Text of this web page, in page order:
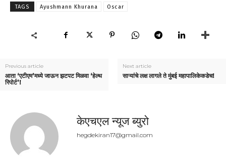
TAGS Ayushmann Khurana Oscar
Previous article
आता ‘एटीएम’मध्ये जाऊन झटपट मिळवा ‘हेल्थ
रिपोर्ट’!
Next article
साऱ्यांचे लक्ष लागले ते मुंबई महापालिकेकडेच!
केएचएल न्यूज ब्युरो
hegdekiran17@gmail.com